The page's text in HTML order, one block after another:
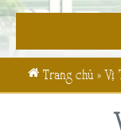
Trang chủ»Vị